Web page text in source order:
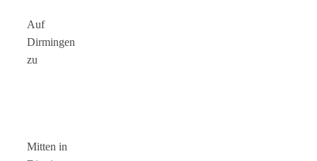
Auf
Dirmingen
zu
Mitten in